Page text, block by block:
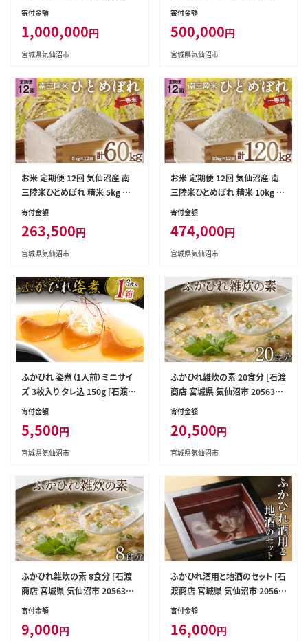
100万円 オーダーメイド プラン
寄付金額
1,000,000円
宮城県気仙沼市
50万円 オーダーメイド プラン
寄付金額
500,000円
宮城県気仙沼市
お米 定期便 12回 気仙沼産 南
三陸米ひとめぼれ 精米 5kg 総
計60kg [気仙沼市物産振興協会
精米 ひとめぼれ ブランド米 お
米 ごはん 宮城
寄付金額
263,500円
宮城県気仙沼市
お米 定期便 12回 気仙沼産 南
三陸米ひとめぼれ 精米 10kg 総
計120kg [気仙沼市物産振興協
米 精米 ひとめぼれ ブランド米
お米 ごはん 宮城
寄付金額
474,000円
宮城県気仙沼市
ふかひれ 姿煮（1人前）ミニサイ
ズ 3枚入り タレ込 150g [石渡商
店 宮城県 気仙沼市 20563412]
寄付金額
5,500円
宮城県気仙沼市
ふかひれ雑炊の素 20食分 [石渡
商店 宮城県 気仙沼市 2056348
9] 雑炊 素 ぞうすいの素 ぞうす
かひれ
寄付金額
20,500円
宮城県気仙沼市
ふかひれ雑炊の素 8食分 [石渡
商店 宮城県 気仙沼市 2056348
7] 雑炊 素 ぞうすいの素 ぞうす
かひれ
寄付金額
9,000円
ふかひれ酒用と地酒のセット [石
渡商店 宮城県 気仙沼市 20563
419] 酒 お酒 地酒 ヒレ酒 ひれ
寄付金額
16,000円